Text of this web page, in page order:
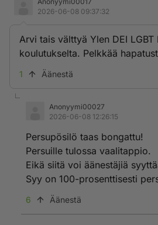
2026-06-08 09:37:32
Arvi tais välttyä Ylen DEI LGBT
koulutukselta. Pelkkää
1 Äänestä
Anonyymi00027
2026-06-08 12:26:15
Persupösilö taas bongattu!
Persuille tulossa vaalitappio.
Eikä siitä voi äänestäjiä
Syy on 100-prosenttisesti
6 Äänestä